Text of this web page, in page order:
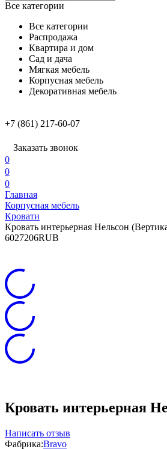
Все категории
Все категории
Распродажа
Квартира и дом
Сад и дача
Мягкая мебель
Корпусная мебель
Декоративная мебель
+7 (861) 217-60-07
Заказать звонок
0
0
0
Главная
Корпусная мебель
Кровати
Кровать интерьерная Нельсон
6027206RUB
Кровать интерьерная
Написать отзыв
Фабрика:Bravo